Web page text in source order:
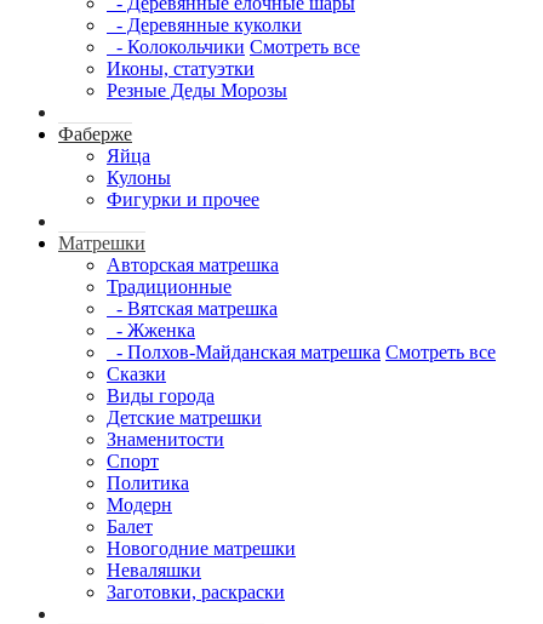
- Деревянные куколки
- Колокольчики Смотреть все
Иконы, статуэтки
Резные Деды Морозы
Фаберже
Яйца
Кулоны
Фигурки и прочее
Матрешки
Авторская матрешка
Традиционные
- Вятская матрешка
- Жженка
- Полхов-Майданская матрешка Смотреть все
Сказки
Виды города
Детские матрешки
Знаменитости
Спорт
Политика
Модерн
Балет
Новогодние матрешки
Неваляшки
Заготовки, раскраски